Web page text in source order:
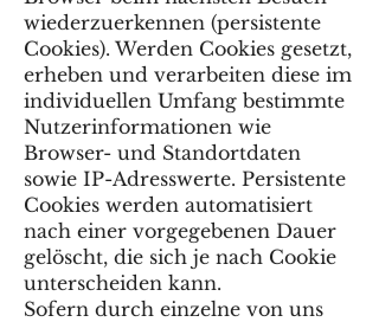
wiederzuerkennen (persistente
Cookies). Werden Cookies gesetzt,
erheben und verarbeiten diese im
individuellen Umfang bestimmte
Nutzerinformationen wie
Browser- und Standortdaten
sowie IP-Adresswerte. Persistente
Cookies werden automatisiert
nach einer vorgegebenen Dauer
gelöscht, die sich je nach Cookie
unterscheiden kann.
Sofern durch einzelne von uns